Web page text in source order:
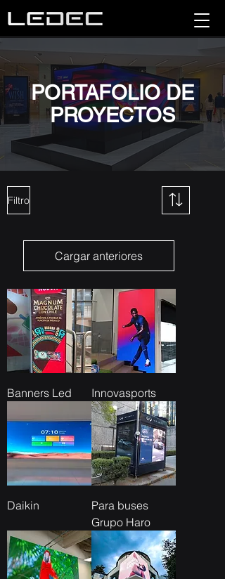
PORTAFOLIO DE
PROYECTOS
Filtro
Cargar anteriores
Banners Led Innovasports
Daikin
Para buses
Grupo Haro